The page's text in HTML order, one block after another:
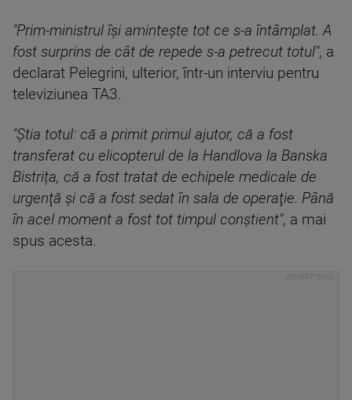
"Prim-ministrul îşi aminteşte tot ce s-a întâmplat. A
fost surprins de cât de repede s-a petrecut totul", a
declarat Pelegrini, ulterior, într-un interviu pentru
televiziunea TA3.
"Ştia totul: că a primit primul ajutor, că a fost
transferat cu elicopterul de la Handlova la Banska
Bistrița, că a fost tratat de echipele medicale de
urgenţă şi că a fost sedat în sala de operaţie. Până
în acel moment a fost tot timpul conştient", a mai
spus acesta.